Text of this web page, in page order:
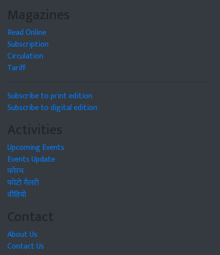
Magazines
Read Online
Subscription
Circulation
Tariff
Subscribe to print edition
Subscribe to digital edition
Activities
Upcoming Events
Events Update
फोरम
फोटो गैलरी
वीडियो
Contact
About Us
Contact Us